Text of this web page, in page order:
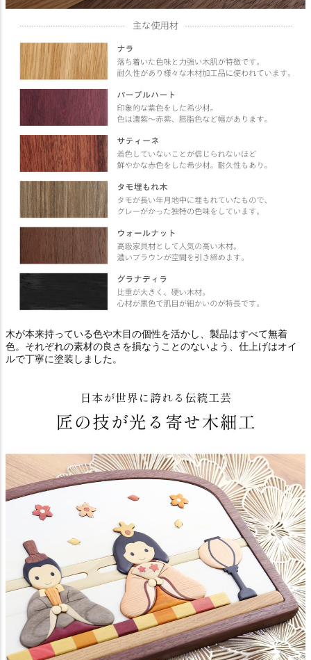
木が本来持っている色や木目の個性を活かし、製品はすべて無着
色。それぞれの素材の良さを損なうことのないよう、仕上げはオイ
ルで丁寧に塗装しました。